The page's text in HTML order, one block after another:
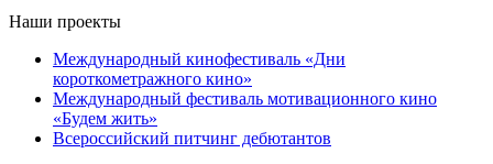
Наши проекты
Международный кинофестиваль «Дни
короткометражного кино»
Международный фестиваль мотивационного кино
«Будем жить»
Всероссийский питчинг дебютантов